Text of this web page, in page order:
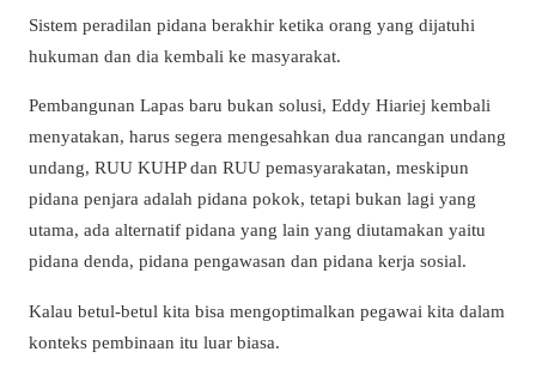
Sistem peradilan pidana berakhir ketika orang yang dijatuhi
hukuman dan dia kembali ke masyarakat.
Pembangunan Lapas baru bukan solusi, Eddy Hiariej kembali
menyatakan, harus segera mengesahkan dua rancangan undang
undang, RUU KUHP dan RUU pemasyarakatan, meskipun
pidana penjara adalah pidana pokok, tetapi bukan lagi yang
utama, ada alternatif pidana yang lain yang diutamakan yaitu
pidana denda, pidana pengawasan dan pidana kerja sosial.
Kalau betul-betul kita bisa mengoptimalkan pegawai kita dalam
konteks pembinaan itu luar biasa.